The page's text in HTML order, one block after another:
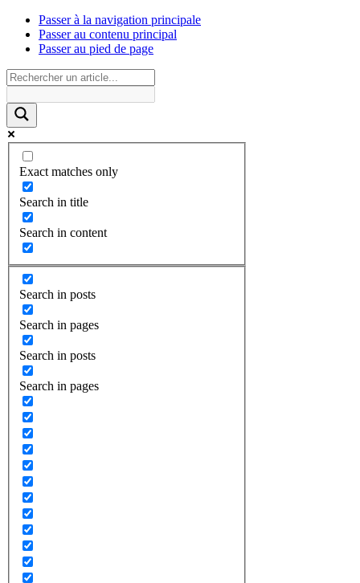
Passer à la navigation principale
Passer au contenu principal
Passer au pied de page
Exact matches only
Search in title
Search in content
Search in posts
Search in pages
Search in posts
Search in pages